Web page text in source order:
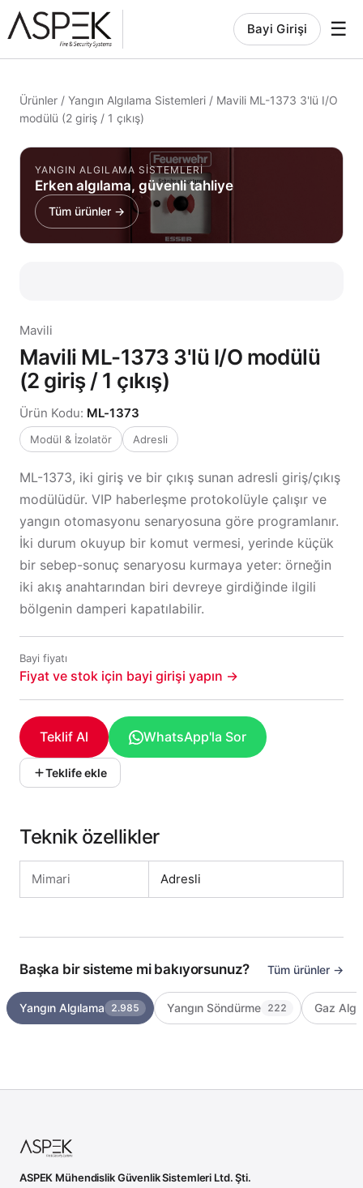
Bayi Girişi ☰
Ürünler / Yangın Algılama Sistemleri / Mavili ML-1373 3'lü I/O
modülü (2 giriş / 1 çıkış)
YANGIN ALGILAMA SISTEMLERI
Erken algılama, güvenli tahliye
Tüm ürünler →
Mavili
Mavili ML-1373 3'lü I/O modülü
(2 giriş / 1 çıkış)
Ürün Kodu: ML-1373
Modül & İzolatör Adresli
ML-1373, iki giriş ve bir çıkış sunan adresli giriş/çıkış
modülüdür. VIP haberleşme protokolüyle çalışır ve
yangın otomasyonu senaryosuna göre programlanır.
İki durum okuyup bir komut vermesi, yerinde küçük
bir sebep-sonuç senaryosu kurmaya yeter: örneğin
iki akış anahtarından biri devreye girdiğinde ilgili
bölgenin damperi kapatılabilir.
Bayi fiyatı
Fiyat ve stok için bayi girişi yapın →
Teklif Al WhatsApp'la Sor
Teklife ekle
Teknik özellikler
Mimari Adresli
Başka bir sisteme mi bakıyorsunuz? Tüm ürünler →
Yangın Algılama 2.985 Yangın Söndürme 222 Gaz
ASPEK Mühendislik Güvenlik Sistemleri Ltd. Şti.